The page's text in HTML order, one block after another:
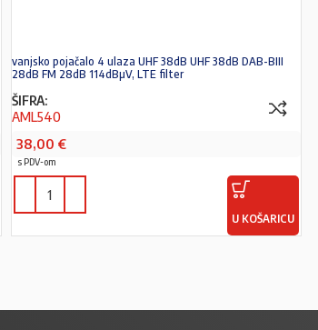
vanjsko pojačalo 4 ulaza UHF 38dB UHF 38dB DAB-BIII
28dB FM 28dB 114dBµV, LTE filter
ŠIFRA:
AML540
38,00 €
s PDV-om
U KOŠARICU